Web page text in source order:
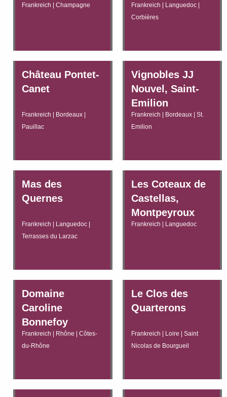
Frankreich | Champagne
Frankreich | Languedoc |
Corbières
Château Pontet-
Canet
Frankreich | Bordeaux |
Pauillac
Vignobles JJ
Nouvel, Saint-
Emilion
Frankreich | Bordeaux | St.
Emilion
Mas des
Quernes
Frankreich | Languedoc |
Terrasses du Larzac
Les Coteaux de
Castellas,
Montpeyroux
Frankreich | Languedoc
Domaine
Caroline
Bonnefoy
Frankreich | Rhône | Côtes-
du-Rhône
Le Clos des
Quarterons
Frankreich | Loire | Saint
Nicolas de Bourgueil